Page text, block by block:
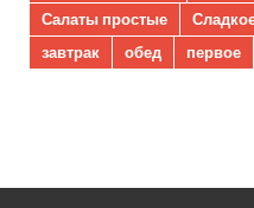
Салаты простые
завтрак
обед первое